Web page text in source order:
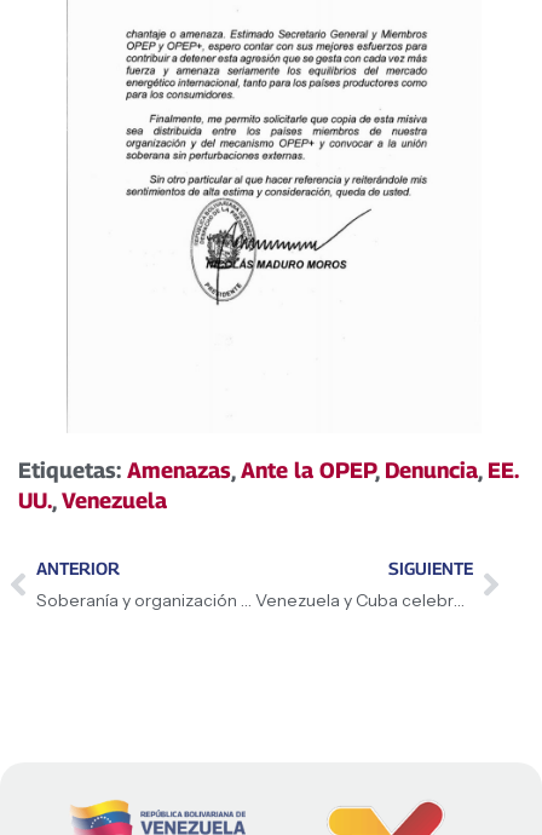
Etiquetas: Amenazas,Ante la OPEP, Denuncia, EE.
UU.,Venezuela
ANTERIOR
Soberanía y organización comunal, claves del país
SIGUIENTE
Venezuela y Cuba celebran 25 años de cooperación médica